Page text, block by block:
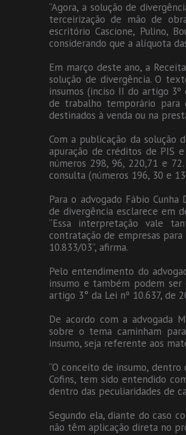
“Agora, a solução de
terceirização de mão de
escritório Cascione, Pulino,
considerando que a alíquota
Em março deste ano, a
solução de divergência. O
insumos (inciso II do artigo
de trabalho temporário para
destinados à venda ou na
Com a publicação da solução
apuração de créditos de PIS
números 298, 96, 220,71 e
consulta (números 196, 30 e
Para o advogado Fábio
de divergência esclarece em
“Essa interpretação vale
contratação de empresas
10.833/03”, afirma.
Pelo entendimento do
insumo e também podem ser
artigo 3° da Lei nº 10.637, de
De acordo com a advogada
sobre o tema caminham
insumo, seja referente aos
“O conceito de insumo,
Cofins, tem sido entendido
dentro das peculiaridades de
Segundo ela, diante do caso
não têm aplicação direta no